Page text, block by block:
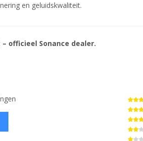
en geluidskwaliteit.
officieel Sonance dealer.